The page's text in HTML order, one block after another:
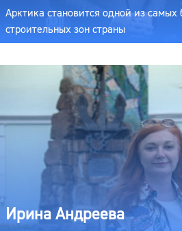
Арктика становится одной из самых
строительных зон страны
Ирина Андреева